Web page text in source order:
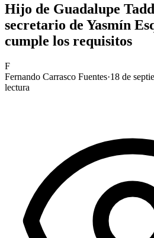
Hijo de Guadalupe
secretario de Yasmín
cumple los requisitos
F
Fernando Carrasco Fuentes·18 de
lectura